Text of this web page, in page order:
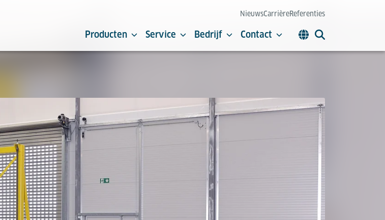
NieuwsCarrièreReferenties
Producten Service Bedrijf Contact